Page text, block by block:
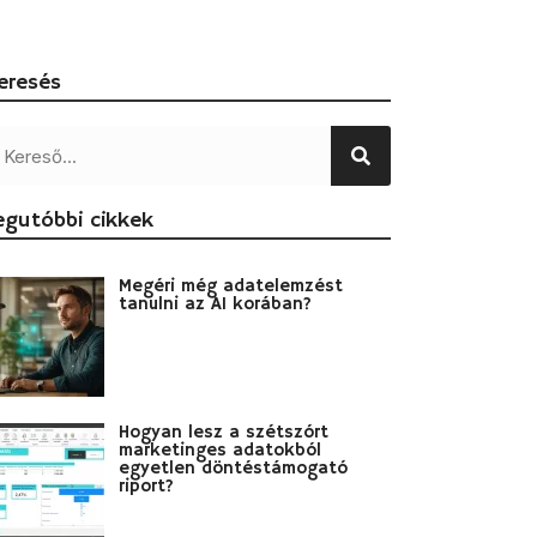
cikkek
Megéri még adatelemzést
tanulni az AI korában?
Hogyan lesz a szétszórt
marketinges adatokból
egyetlen döntéstámogató
riport?